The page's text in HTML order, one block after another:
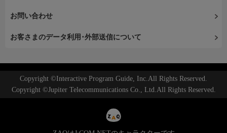
お問い合わせ
お客さまのデータ利用･外部送信について
Copyright ©Interactive Program Guide, Inc.All Rights Reserved.
Copyright ©Jupiter Telecommunications Co., Ltd.All Rights Reserved.